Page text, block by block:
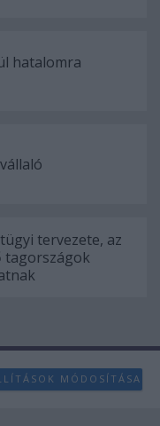
hatalomra
tervezete, az
tagországok
MÓDOSÍTÁSA